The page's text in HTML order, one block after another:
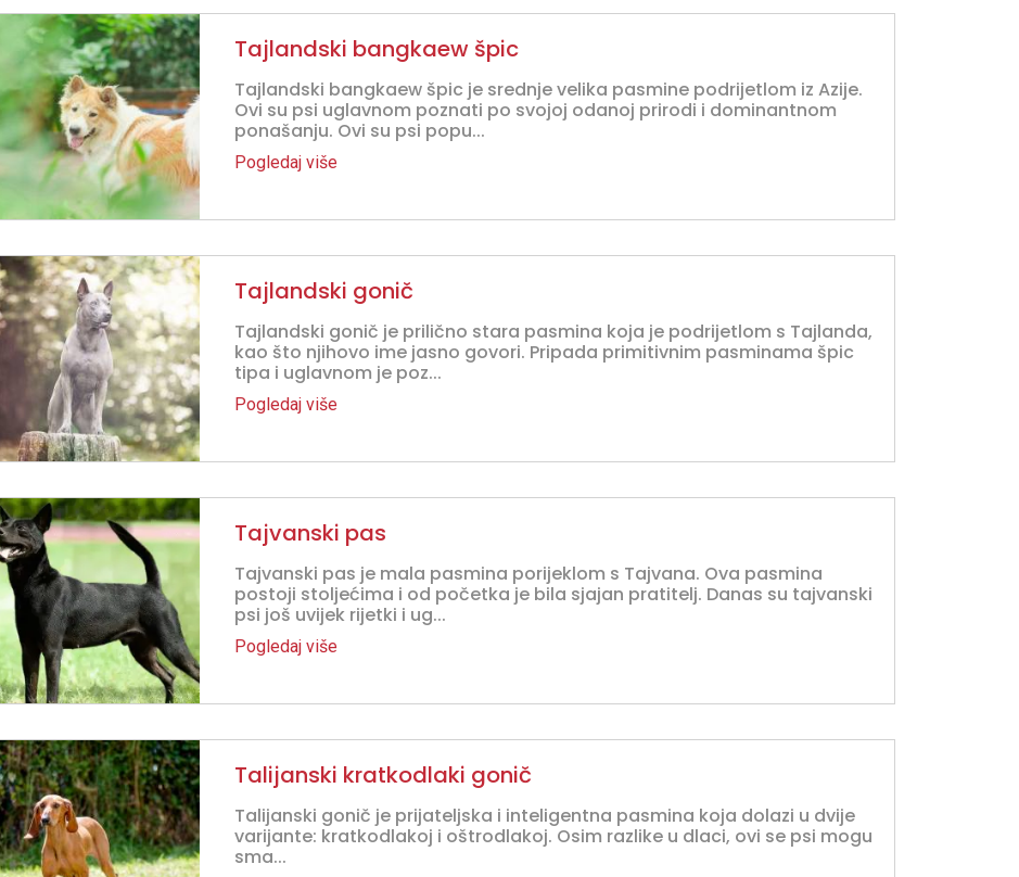
Tajlandski bangkaew špic
Tajlandski bangkaew špic je srednje velika pasmine podrijetlom iz Azije.
Ovi su psi uglavnom poznati po svojoj odanoj prirodi i dominantnom
ponašanju. Ovi su psi popu...
Pogledaj više
Tajlandski gonič
Tajlandski gonič je prilično stara pasmina koja je podrijetlom s Tajlanda,
kao što njihovo ime jasno govori. Pripada primitivnim pasminama špic
tipa i uglavnom je poz...
Pogledaj više
Tajvanski pas
Tajvanski pas je mala pasmina porijeklom s Tajvana. Ova pasmina
postoji stoljećima i od početka je bila sjajan pratitelj. Danas su tajvanski
psi još uvijek rijetki i ug...
Pogledaj više
Talijanski kratkodlaki gonič
Talijanski gonič je prijateljska i inteligentna pasmina koja dolazi u dvije
varijante: kratkodlakoj i oštrodlakoj. Osim razlike u dlaci, ovi se psi mogu
sma...